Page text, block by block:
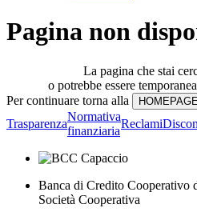
Pagina non
La pagina che stai
o potrebbe essere
Per continuare torna alla
Trasparenza
Normativa
finanziaria
Reclami
Banca di Credito Cooperativo
Società Cooperativa